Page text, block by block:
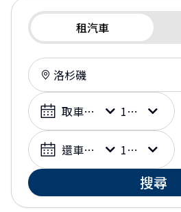
租汽車
租車地點
選擇日期
取車日期 10:00
還車日期 10:00
搜尋